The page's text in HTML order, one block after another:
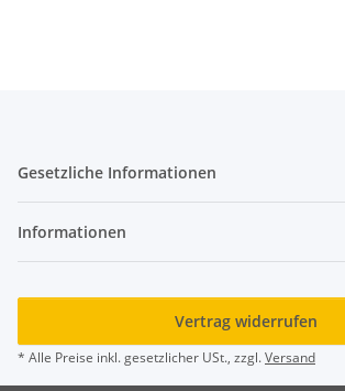
Gesetzliche Informationen
Informationen
Vertrag widerrufen
* Alle Preise inkl. gesetzlicher USt., zzgl.Versand